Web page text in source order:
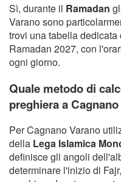
Sì, durante il Ramadan
Varano sono
trovi una tabella
Ramadan 2027, con
ogni giorno.
Quale metodo di
preghiera a
Per Cagnano Varano
della Lega Islamica
definisce gli angoli
determinare l'inizio di